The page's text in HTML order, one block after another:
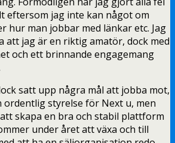
eftersom jag inte kan något om
hur man jobbar med länkar etc. Jag
att jag är en riktig amatör, dock med
och ett brinnande engagemang
satt upp några mål att jobba mot,
ordentlig styrelse för Next u, men
skapa en bra och stabil plattform
under året att växa och till